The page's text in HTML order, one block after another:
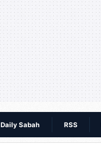
Daily Sabah RSS